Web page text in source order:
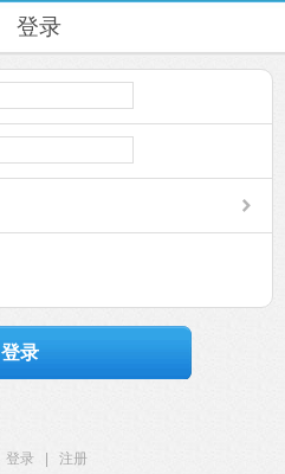
登录
登录
登录
注册